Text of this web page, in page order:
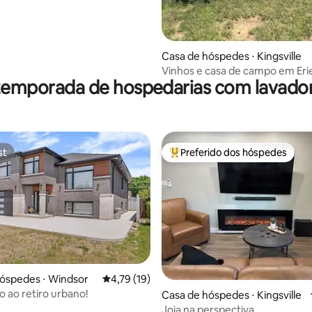
Casa de hóspedes ⋅ Kingsville
Vinhos e casa de campo em
de hospedarias com
de 5, 91 avaliações
⋅ Windsor 4,79 de uma avaliação média de 5, 19
4,79 (19)
ao retiro urbano!
Entre os melhores preferidos
Preferido dos hóspedes
Casa de hóspedes ⋅ Kingsville